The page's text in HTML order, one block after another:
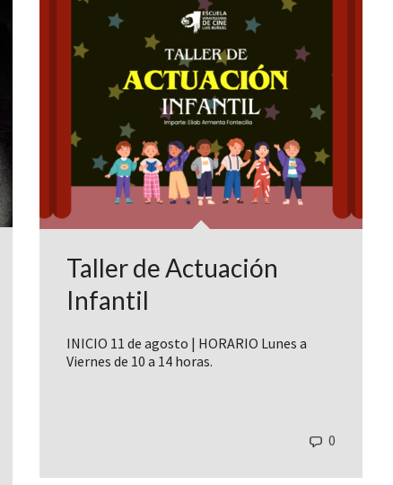
Taller de Actuación
Infantil
INICIO 11 de agosto | HORARIO Lunes a
Viernes de 10 a 14 horas.
0